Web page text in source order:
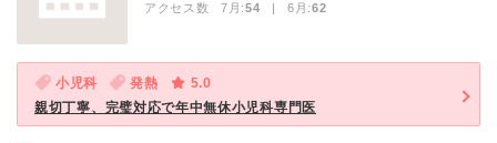
アクセス数 7月:54 | 6月:62
小児科 発熱
5.0
親切丁寧、完璧対応で年中無休小児科専門医